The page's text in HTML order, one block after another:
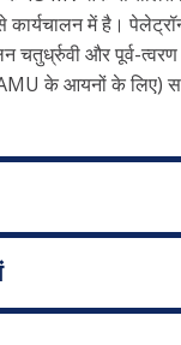
में है।
और पूर्व-
के आयनों के लिए)